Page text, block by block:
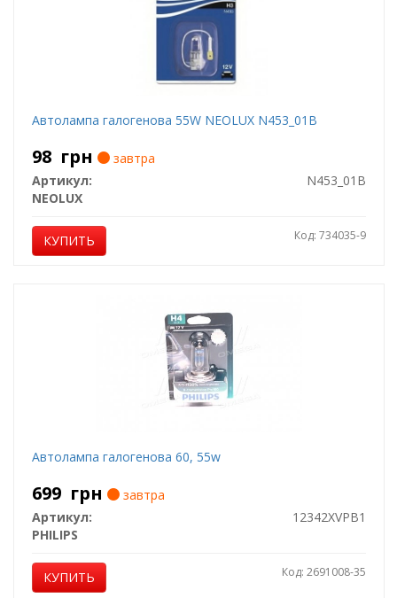
Автолампа галогенова 55W NEOLUX N453_01B
98 грн
завтра
Артикул:
N453_01B
NEOLUX
КУПИТЬ Код: 734035-9
Автолампа галогенова 60, 55w
699 грн
завтра
Артикул:
12342XVPB1
PHILIPS
КУПИТЬ Код: 2691008-35